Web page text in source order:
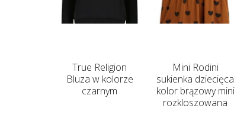
True Religion
Bluza w kolorze
czarnym
Mini Rodini
sukienka dziecięca
kolor brązowy mini
rozkloszowana